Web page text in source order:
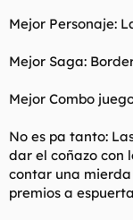
Mejor Personaje:
Mejor Saga:
Mejor Combo
No es pa tanto:
dar el coñazo con
contar una
premios a